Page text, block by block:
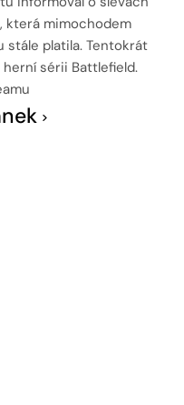
která mimochodem
stále platila. Tentokrát
sérii Battlefield.